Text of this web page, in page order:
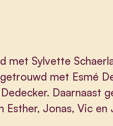
met Sylvette
met Esmé
Daarnaast
Esther, Jonas, Vic en